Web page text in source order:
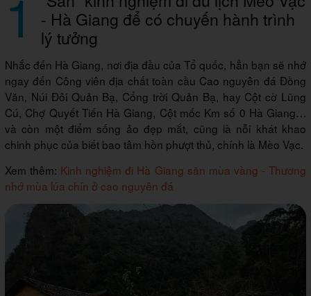
1 - Hà Giang để có chuyến hành trình
lý tưởng
Nhắc đến Hà Giang, nơi địa đầu của Tổ quốc, hẳn bạn sẽ nhớ
ngay đến Công viên địa chất toàn cầu Cao nguyên đá Đồng
Văn, Núi Đôi Quản Bạ, Cổng trời Quản Bạ, hay Cột cờ Lũng
Cú, Chợ Quyết Tiến Hà Giang, Cột mốc Km số 0 Hà Giang…
và còn một điểm sống ảo đẹp mắt, cũng là nỗi khát khao
chinh phục của biết bao tâm hồn phượt thủ, chính là Mèo Vạc.
Xem thêm: Kinh nghiệm đi Hà Giang săn mùa vàng - Thương
nhớ mùa lúa chín ở cao nguyên đá